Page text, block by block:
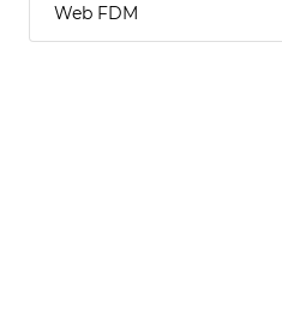
Web FDM